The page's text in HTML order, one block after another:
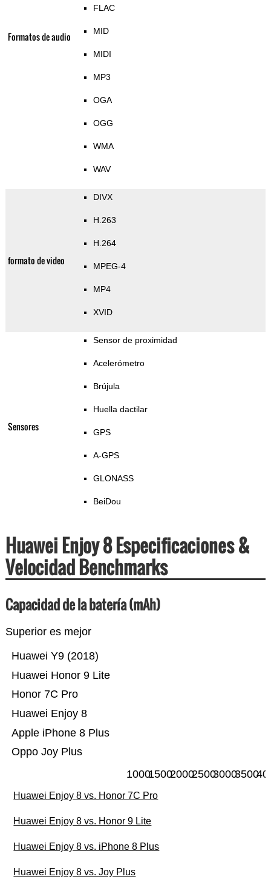
Formatos de audio
FLAC
MID
MIDI
MP3
OGA
OGG
WMA
WAV
formato de video
DIVX
H.263
H.264
MPEG-4
MP4
XVID
Sensores
Sensor de proximidad
Acelerómetro
Brújula
Huella dactilar
GPS
A-GPS
GLONASS
BeiDou
Huawei Enjoy 8 Especificaciones &
Velocidad Benchmarks
Capacidad de la batería (mAh)
Superior es mejor
Oppo Joy Plus
Apple iPhone 8 Plus
Huawei Enjoy 8
Honor 7C Pro
Huawei Honor 9 Lite
Huawei Y9 (2018)
100015002000250030003500
Huawei Enjoy 8 vs. Honor 7C Pro
Huawei Enjoy 8 vs. Honor 9 Lite
Huawei Enjoy 8 vs. iPhone 8 Plus
Huawei Enjoy 8 vs. Joy Plus